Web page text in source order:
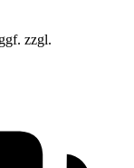
zzgl.